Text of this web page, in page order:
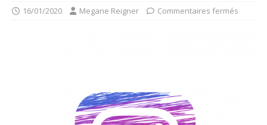
16/01/2020 Megane Reigner Commentaires fermés